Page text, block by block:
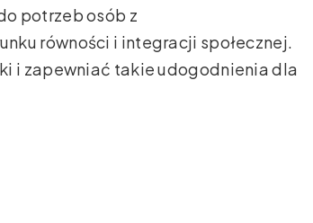
potrzeb osób z
równości i integracji społecznej.
i zapewniać takie udogodnienia dla